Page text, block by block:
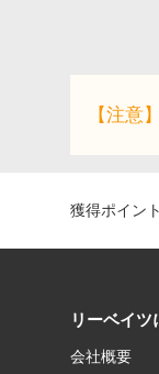
【注意
獲得ポイン
リーベイツ
会社概要